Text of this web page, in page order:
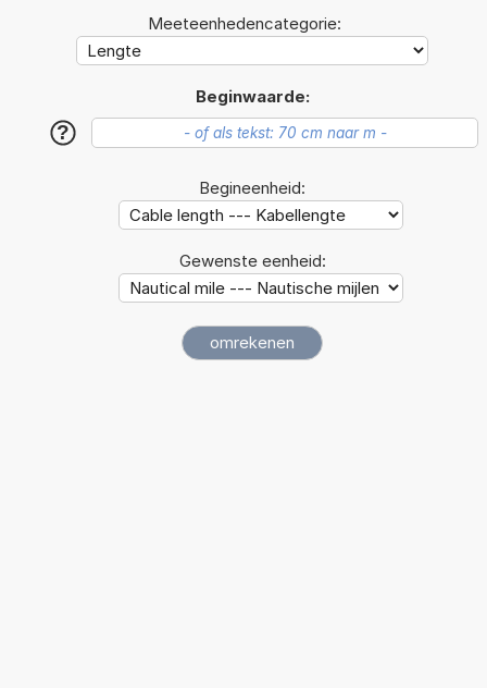
Meeteenhedencategorie:
Beginwaarde:
?
Begineenheid:
Gewenste eenheid: